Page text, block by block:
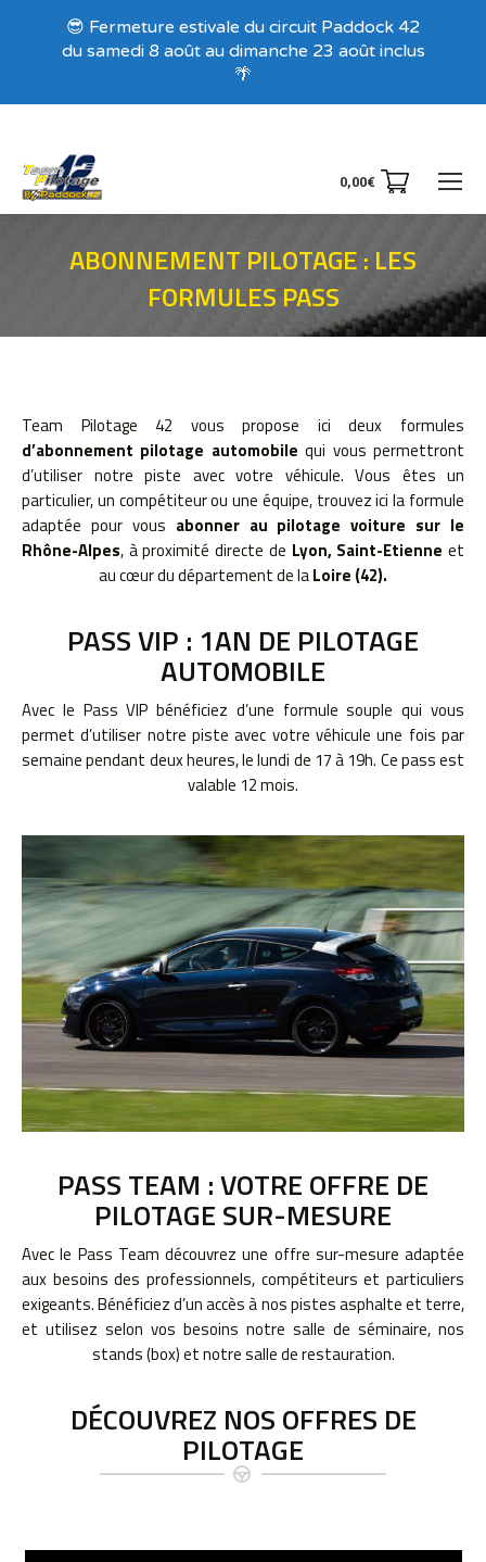
0,00€
ABONNEMENT PILOTAGE : LES
FORMULES PASS
Vous êtes ici :
Team Pilotage 42 vous propose ici deux formules
d’abonnement pilotage automobile qui vous permettront
d’utiliser notre piste avec votre véhicule. Vous êtes un
particulier, un compétiteur ou une équipe, trouvez ici la formule
adaptée pour vous abonner au pilotage voiture sur le
Rhône-Alpes, à proximité directe de Lyon, Saint-Etienne et
au cœur du département de laLoire (42).
PASS VIP : 1AN DE PILOTAGE
AUTOMOBILE
Avec le Pass VIP bénéficiez d’une formule souple qui vous
permet d’utiliser notre piste avec votre véhicule une fois par
semaine pendant deux heures, le lundi de 17 à 19h. Ce pass est
valable 12 mois.
PASS TEAM : VOTRE OFFRE DE
PILOTAGE SUR-MESURE
Avec le Pass Team découvrez une offre sur-mesure adaptée
aux besoins des professionnels, compétiteurs et particuliers
exigeants. Bénéficiez d’un accès à nos pistes asphalte et terre,
et utilisez selon vos besoins notre salle de séminaire, nos
stands (box) et notre salle de restauration.
DÉCOUVREZ NOS OFFRES DE
PILOTAGE
Recevez nos offres exclusives !
😎 Fermeture estivale du circuit Paddock 42
du samedi 8 août au dimanche 23 août inclus
🌴